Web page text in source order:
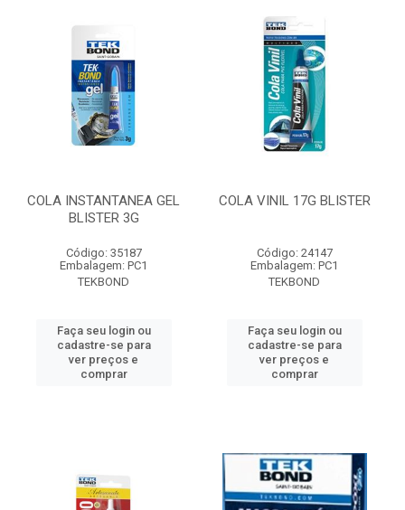
COLA INSTANTANEA GEL
BLISTER 3G
Código: 35187
Embalagem: PC1
TEKBOND
Faça seu login ou
cadastre-se para
ver preços e
comprar
COLA VINIL 17G BLISTER
Código: 24147
Embalagem: PC1
TEKBOND
Faça seu login ou
cadastre-se para
ver preços e
comprar